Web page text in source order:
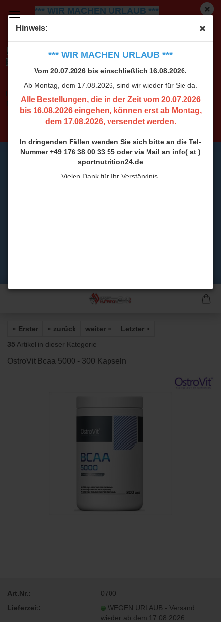
Hinweis:
*** WIR MACHEN URLAUB ***
Vom 20.07.2026 bis einschließlich 16.08.2026.
Ab Montag, dem 17.08.2026, sind wir wieder für Sie da.
Alle Bestellungen, die in der Zeit vom 20.07.2026
bis 16.08.2026 eingehen, können erst ab Montag,
dem 17.08.2026, versendet werden.
In dringenden Fällen wenden Sie sich bitte an die Tel-
Nummer +49 176 38 00 33 55 oder via Mail an info( at )
sportnutrition24.de
Vielen Dank für Ihr Verständnis.
*** WIR MACHEN URLAUB ***
Vom 20.07.2026 bis einschließlich 16.08.2026.
Alle Bestellungen, die in der Zeit vom 20.07.2026
dem 17.08.2026, versendet werden.
In dringenden Fällen wenden Sie sich bitte an die Tel-
Nummer +49 176 38 00 33 55 oder via Mail an info( at )
sportnutrition24.de
Vielen Dank für Ihr Verständnis.
« Erster « zurück weiter »
Letzter »
35 Artikel in dieser Kategorie
OstroVit Bcaa 5000 - 300 Kapseln
Art.Nr.:
0700
Lieferzeit:
WEGEN URLAUB - Versand
wieder ab dem 17.08.2026